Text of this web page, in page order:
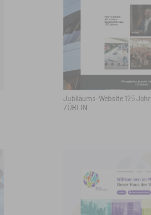
Jubiläums-Website 125
ZÜBLIN